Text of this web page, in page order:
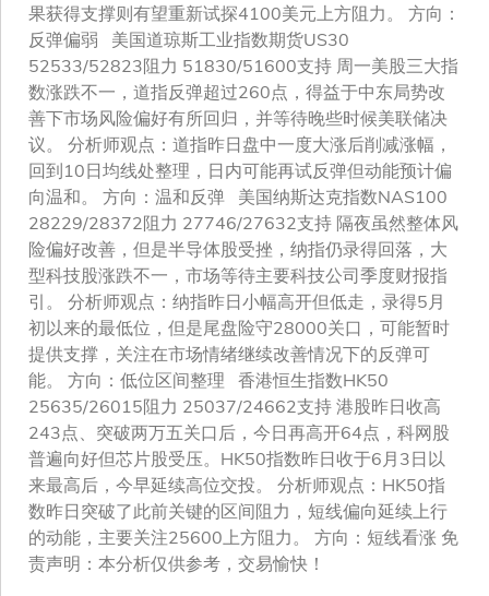
果获得支撑则有望重新试探4100美元上方阻力。 方向：
反弹偏弱 美国道琼斯工业指数期货US30
52533/52823阻力 51830/51600支持 周一美股三大指
数涨跌不一，道指反弹超过260点，得益于中东局势改
善下市场风险偏好有所回归，并等待晚些时候美联储决
议。 分析师观点：道指昨日盘中一度大涨后削减涨幅，
回到10日均线处整理，日内可能再试反弹但动能预计偏
向温和。 方向：温和反弹 美国纳斯达克指数NAS100
28229/28372阻力 27746/27632支持 隔夜虽然整体风
险偏好改善，但是半导体股受挫，纳指仍录得回落，大
型科技股涨跌不一，市场等待主要科技公司季度财报指
引。 分析师观点：纳指昨日小幅高开但低走，录得5月
初以来的最低位，但是尾盘险守28000关口，可能暂时
提供支撑，关注在市场情绪继续改善情况下的反弹可
能。 方向：低位区间整理 香港恒生指数HK50
25635/26015阻力 25037/24662支持 港股昨日收高
243点、突破两万五关口后，今日再高开64点，科网股
普遍向好但芯片股受压。HK50指数昨日收于6月3日以
来最高后，今早延续高位交投。 分析师观点：HK50指
数昨日突破了此前关键的区间阻力，短线偏向延续上行
的动能，主要关注25600上方阻力。 方向：短线看涨 免
责声明：本分析仅供参考，交易愉快！